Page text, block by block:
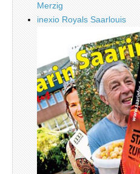
Merzig
inexio Royals Saarlouis